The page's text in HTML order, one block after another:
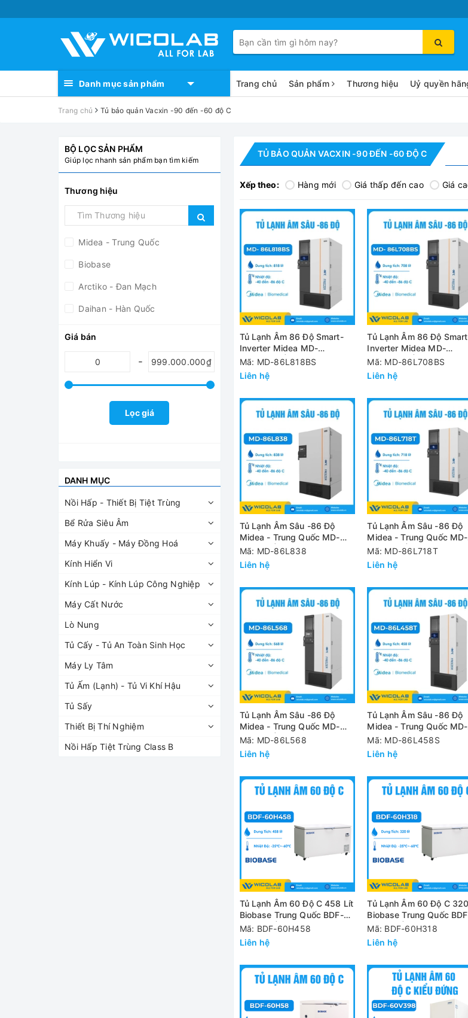
Danh mục sản phẩm Trang chủ Sản phẩm Thương hiệu Uỷ quyền
Trang chủ Tủ bảo quản Vacxin -90 đến -60 độ C
BỘ LỌC SẢN PHẨM
Giúp lọc nhanh sản phẩm bạn tìm kiếm
Thương hiệu
Midea - Trung Quốc
Biobase
Arctiko - Đan Mạch
Daihan - Hàn Quốc
Giá bán
Lọc giá
DANH MỤC
Nồi Hấp - Thiết Bị Tiệt Trùng
Bể Rửa Siêu Âm
Máy Khuấy - Máy Đồng Hoá
Kính Hiển Vi
Kính Lúp - Kính Lúp Công Nghiệp
Máy Cất Nước
Lò Nung
Tủ Cấy - Tủ An Toàn Sinh Học
Máy Ly Tâm
Tủ Ấm (Lạnh) - Tủ Vi Khí Hậu
Tủ Sấy
Thiết Bị Thí Nghiệm
Nồi Hấp Tiệt Trùng Class B
TỦ BẢO QUẢN VACXIN -90 ĐẾN -60 ĐỘ C
Xếp theo: Hàng mới Giá thấp đến cao Giá
Tủ Lạnh Âm 86 Độ Smart-
Inverter Midea MD-
86L818BS | 818 Lít
Mã: MD-86L818BS
Liên hệ
Tủ Lạnh Âm 86 Độ
Inverter Midea MD-
86L708BS | 708 Lít
Mã: MD-86L708BS
Liên hệ
Tủ Lạnh Âm Sâu -86 Độ
Midea - Trung Quốc MD-
86L838 | 838 Lít
Mã: MD-86L838
Liên hệ
Tủ Lạnh Âm Sâu -86 Độ
Midea - Trung Quốc MD-
86L718T | 718 Lít
Mã: MD-86L718T
Liên hệ
Tủ Lạnh Âm Sâu -86 Độ
Midea - Trung Quốc MD-
86L568 | 568 Lít
Mã: MD-86L568
Liên hệ
Tủ Lạnh Âm Sâu -86 Độ
Midea - Trung Quốc MD-
86L458S | 458 Lít
Mã: MD-86L458S
Liên hệ
Tủ Lạnh Âm 60 Độ C 458 Lít
Biobase Trung Quốc BDF-
60H458 | Cửa Trên
Mã: BDF-60H458
Liên hệ
Tủ Lạnh Âm 60 Độ C
Biobase Trung Quốc
60H318 | Cửa Trên
Mã: BDF-60H318
Liên hệ